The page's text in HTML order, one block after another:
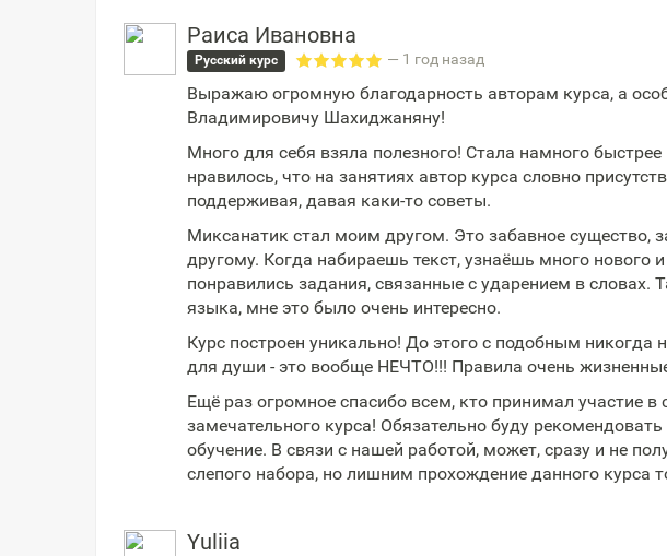
Раиса Ивановна
Русский курс — 1 год назад
Выражаю огромную благодарность авторам курса, а
Владимировичу Шахиджаняну!
Много для себя взяла полезного! Стала намного быстрее
нравилось, что на занятиях автор курса словно
поддерживая, давая каки-то советы.
Миксанатик стал моим другом. Это забавное существо,
другому. Когда набираешь текст, узнаёшь много нового
понравились задания, связанные с ударением в словах.
языка, мне это было очень интересно.
Курс построен уникально! До этого с подобным никогда
для души - это вообще НЕЧТО!!! Правила очень
Ещё раз огромное спасибо всем, кто принимал участие в
замечательного курса! Обязательно буду
обучение. В связи с нашей работой, может, сразу и не
слепого набора, но лишним прохождение данного курса
Yuliia